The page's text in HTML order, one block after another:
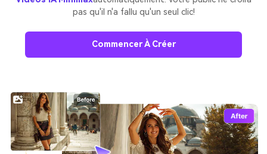
pas qu'il n'a fallu qu'un seul clic!
Commencer À Créer